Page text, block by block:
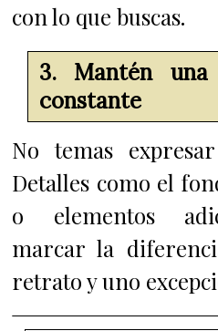
con lo que buscas.
3. Mantén una
constante
No temas
Detalles como el
o elementos
marcar la
retrato y uno